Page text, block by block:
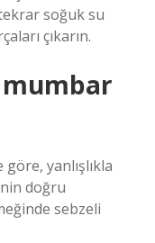
soğuk su
çıkarın.
mumbar
yanlışlıkla
doğru
sebzeli